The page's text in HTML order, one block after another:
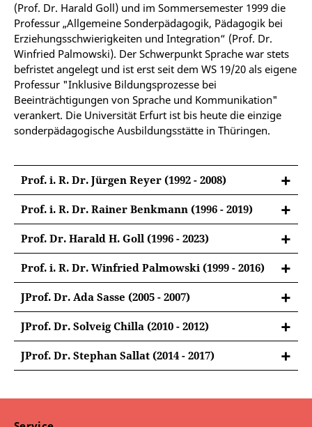
(Prof. Dr. Harald Goll) und im Sommersemester 1999 die
Professur „Allgemeine Sonderpädagogik, Pädagogik bei
Erziehungsschwierigkeiten und Integration“ (Prof. Dr.
Winfried Palmowski). Der Schwerpunkt Sprache war stets
befristet angelegt und ist erst seit dem WS 19/20 als eigene
Professur "Inklusive Bildungsprozesse bei
Beeinträchtigungen von Sprache und Kommunikation"
verankert. Die Universität Erfurt ist bis heute die einzige
sonderpädagogische Ausbildungsstätte in Thüringen.
Prof. i. R. Dr. Jürgen Reyer (1992 - 2008)
Prof. i. R. Dr. Rainer Benkmann (1996 - 2019)
Prof. Dr. Harald H. Goll (1996 - 2023)
Ehemalige Position an der Universität Erfurt:
Professor für Inklusive Bildungsprozesse bei
geistiger und mehrfacher Behinderung
Harald Goll studierte Geistigbehinderten- und
Blindenpädagogik sowie Musikerziehung in
Doppelstudium in Pädagogik der
Prof. i. R. Dr. Winfried Palmowski (1999 - 2016)
JProf. Dr. Ada Sasse (2005 - 2007)
Ehemalige Position an der Universität Erfurt:
Juniorprofessorin für Sonder- und
Sozialpädagogik
den Lernbereich Deutsch an der Humboldt-
JProf. Dr. Solveig Chilla (2010 - 2012)
JProf. Dr. Stephan Sallat (2014 - 2017)